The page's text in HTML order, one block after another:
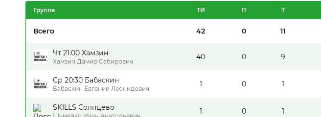
Группа ТИ П Т
Всего 42 0 11
Чт 21.00 Хамзин
Хамзин Дамир Сабирович
40 0 9
Ср 20:30 Бабаскин
Бабаскин Евгений Леонидович
1 0 1
SKILLS Солнцево 1 0 1